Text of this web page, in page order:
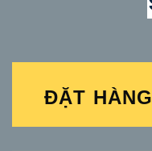
ĐẶT